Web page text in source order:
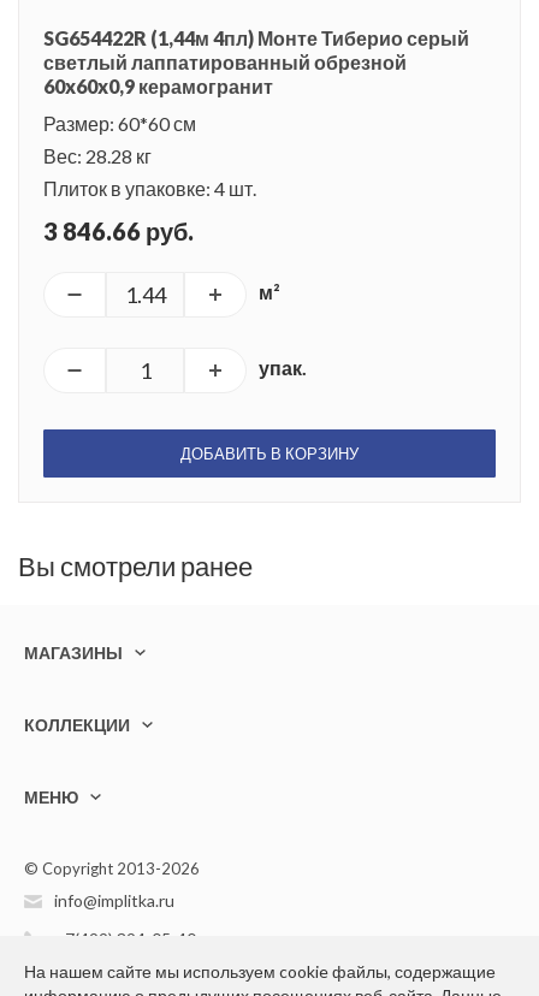
SG654422R (1,44м 4пл) Монте Тиберио серый
светлый лаппатированный обрезной
60x60x0,9 керамогранит
Размер: 60*60 см
Вес: 28.28 кг
Плиток в упаковке: 4 шт.
3 846.66 руб.
м²
упак.
ДОБАВИТЬ В КОРЗИНУ
Вы смотрели ранее
МАГАЗИНЫ
КОЛЛЕКЦИИ
МЕНЮ
© Copyright 2013-2026
info@implitka.ru
+7(499) 394-05-40
На нашем сайте мы используем cookie файлы, содержащие